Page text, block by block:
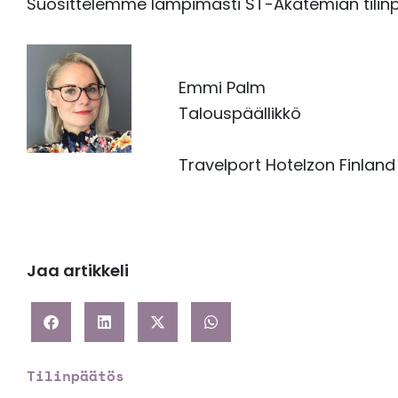
Emmi Palm
Talouspäällikkö
Travelport Hotelzon Finland
Jaa artikkeli
Tilinpäätös